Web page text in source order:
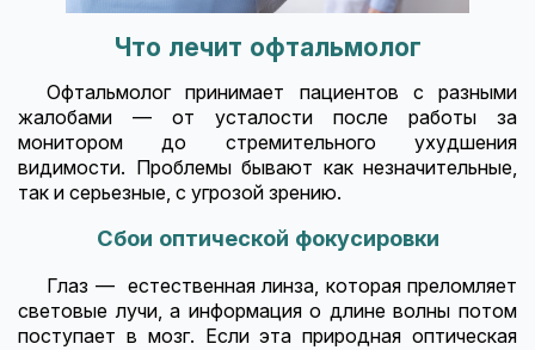
Что лечит офтальмолог
Офтальмолог принимает пациентов с разными
жалобами — от усталости после работы за
монитором до стремительного ухудшения
видимости. Проблемы бывают как незначительные,
так и серьезные, с угрозой зрению.
Сбои оптической фокусировки
Глаз — естественная линза, которая преломляет
световые лучи, а информация о длине волны потом
поступает в мозг. Если эта природная оптическая